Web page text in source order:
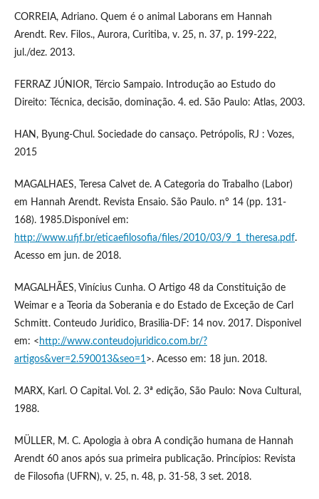
CORREIA, Adriano. Quem é o animal Laborans em Hannah
Arendt. Rev. Filos., Aurora, Curitiba, v. 25, n. 37, p. 199-222,
jul./dez. 2013.
FERRAZ JÚNIOR, Tércio Sampaio. Introdução ao Estudo do
Direito: Técnica, decisão, dominação. 4. ed. São Paulo: Atlas, 2003.
HAN, Byung-Chul. Sociedade do cansaço. Petrópolis, RJ : Vozes,
2015
MAGALHAES, Teresa Calvet de. A Categoria do Trabalho (Labor)
em Hannah Arendt. Revista Ensaio. São Paulo. nº 14 (pp. 131-
168). 1985.Disponível em:
http://www.ufjf.br/eticaefilosofia/files/2010/03/9_1_theresa.pdf.
Acesso em jun. de 2018.
MAGALHÃES, Vinícius Cunha. O Artigo 48 da Constituição de
Weimar e a Teoria da Soberania e do Estado de Exceção de Carl
Schmitt. Conteudo Juridico, Brasilia-DF: 14 nov. 2017. Disponivel
em: < http://www.conteudojuridico.com.br/?
artigos&ver=2.590013&seo=1>. Acesso em: 18 jun. 2018.
MARX, Karl. O Capital. Vol. 2. 3ª edição, São Paulo: Nova Cultural,
1988.
MÜLLER, M. C. Apologia à obra A condição humana de Hannah
Arendt 60 anos após sua primeira publicação. Princípios: Revista
de Filosofia (UFRN), v. 25, n. 48, p. 31-58, 3 set. 2018.